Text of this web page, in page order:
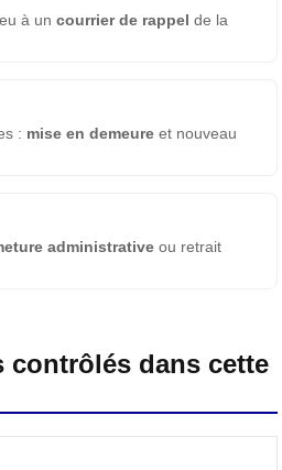
à uncourrier de rappel de la
: mise en demeure et nouveau
administrative ou retrait
contrôlés dans cette